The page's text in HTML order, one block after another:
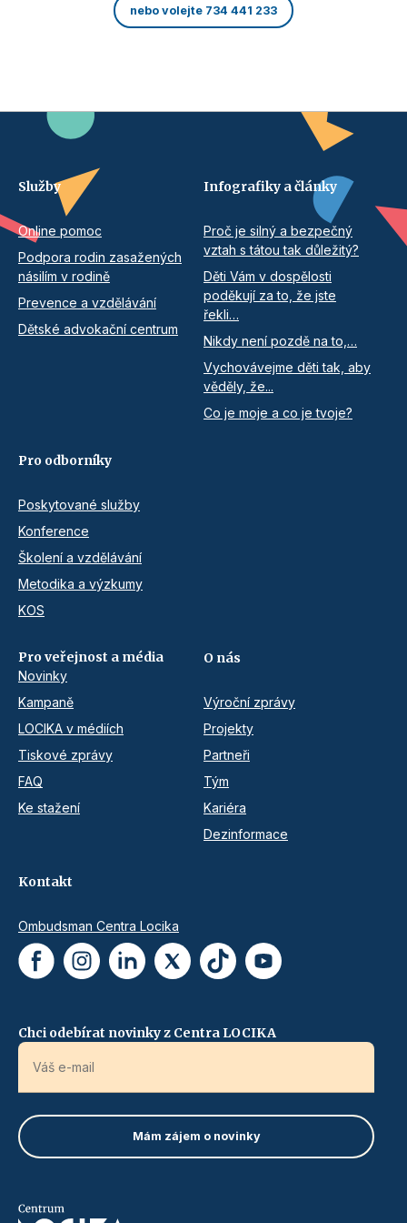
nebo volejte 734 441 233
Služby
Online pomoc
Podpora rodin zasažených
násilím v rodině
Prevence a vzdělávání
Dětské advokační centrum
Infografiky a články
Proč je silný a bezpečný
vztah s tátou tak důležitý?
Děti Vám v dospělosti
poděkují za to, že jste
řekli…
Nikdy není pozdě na to,…
Vychovávejme děti tak, aby
věděly, že...
Co je moje a co je tvoje?
Pro odborníky
Poskytované služby
Konference
Školení a vzdělávání
Metodika a výzkumy
KOS
Pro veřejnost a média
Novinky
Kampaně
LOCIKA v médiích
Tiskové zprávy
FAQ
Ke stažení
O nás
Výroční zprávy
Projekty
Partneři
Tým
Kariéra
Dezinformace
Kontakt
Ombudsman Centra Locika
Chci odebírat novinky z Centra LOCIKA